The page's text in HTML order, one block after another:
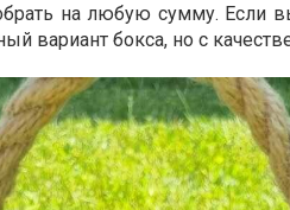
на любую сумму. Если
вариант бокса, но с